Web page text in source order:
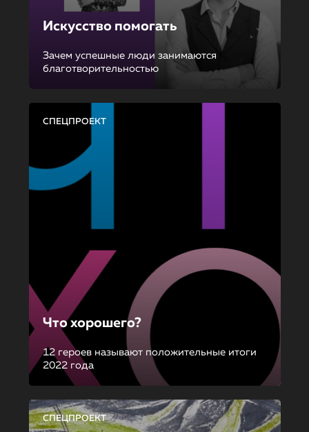
Искусство помогать
Зачем успешные люди занимаются
благотворительностью
СПЕЦПРОЕКТ
Что хорошего?
12 героев называют положительные итоги
2022 года
СПЕЦПРОЕКТ